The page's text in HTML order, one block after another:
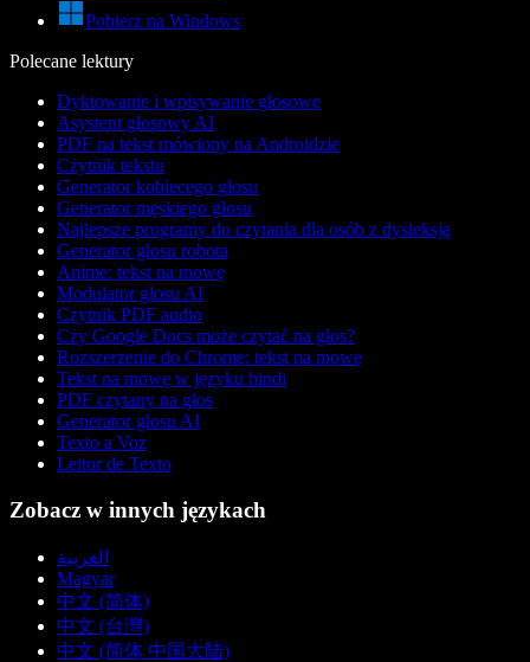
Pobierz na Windows
Polecane lektury
Dyktowanie i wpisywanie głosowe
Asystent głosowy AI
PDF na tekst mówiony na Androidzie
Czytnik tekstu
Generator kobiecego głosu
Generator męskiego głosu
Najlepsze programy do czytania dla osób z dysleksją
Generator głosu robota
Anime: tekst na mowę
Modulator głosu AI
Czytnik PDF audio
Czy Google Docs może czytać na głos?
Rozszerzenie do Chrome: tekst na mowę
Tekst na mowę w języku hindi
PDF czytany na głos
Generator głosu AI
Texto a Voz
Leitor de Texto
Zobacz w innych językach
العربية
Magyar
中文 (简体)
中文 (台灣)
中文 (简体 中国大陆)